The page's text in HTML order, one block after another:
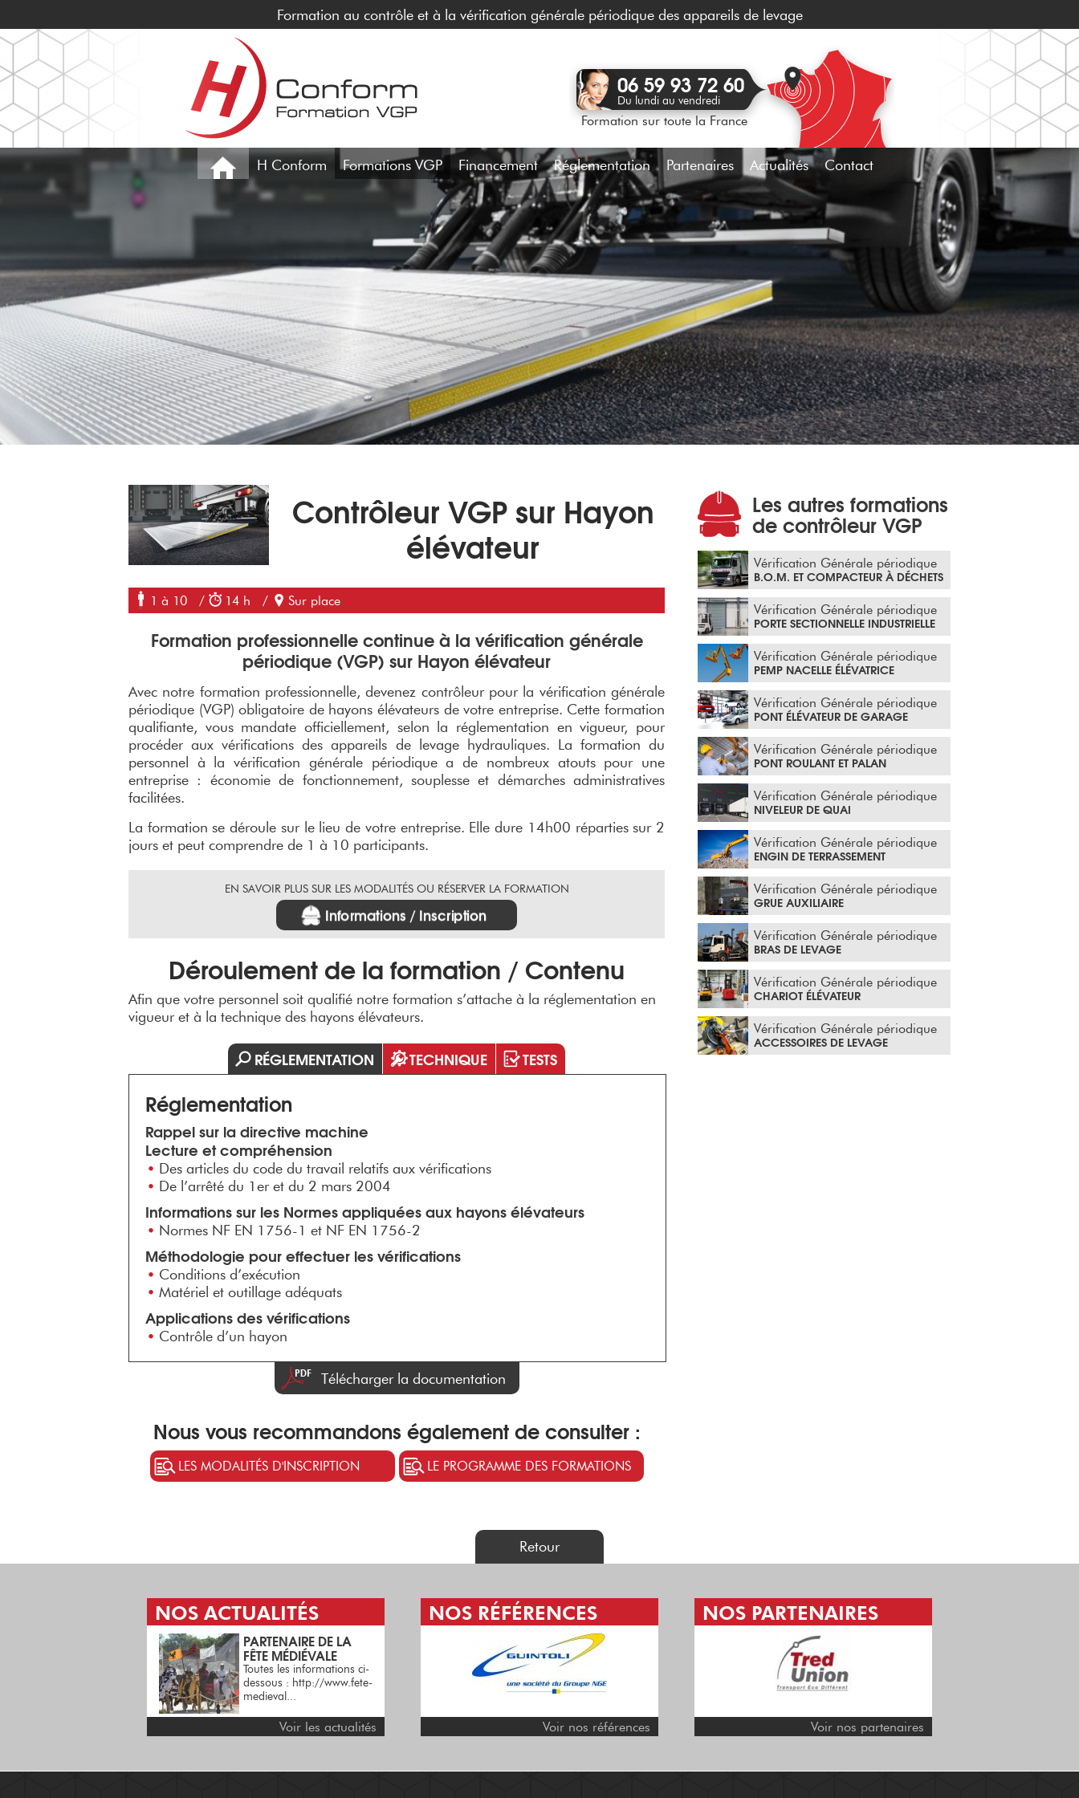
Formation au contrôle et à la vérification générale périodique des appareils de levage
06 59 93 72 60
Du lundi au vendredi
Formation sur toute la France
H Conform Formations VGP Financement Réglementation Partenaires Actualités Contact
Contrôleur VGP sur Hayon
élévateur
1 à 10 / 14 h / Sur place
Formation professionnelle continue à la vérification générale
périodique (VGP) sur Hayon élévateur
Avec notre formation professionnelle, devenez contrôleur pour la vérification générale
périodique (VGP) obligatoire de hayons élévateurs de votre entreprise. Cette formation
qualifiante, vous mandate officiellement, selon la réglementation en vigueur, pour
procéder aux vérifications des appareils de levage hydrauliques. La formation du
personnel à la vérification générale périodique a de nombreux atouts pour une
entreprise : économie de fonctionnement, souplesse et démarches administratives
facilitées.
La formation se déroule sur le lieu de votre entreprise. Elle dure 14h00 réparties sur 2
jours et peut comprendre de 1 à 10 participants.
EN SAVOIR PLUS SUR LES MODALITÉS OU RÉSERVER LA FORMATION
Informations / Inscription
Déroulement de la formation / Contenu
Afin que votre personnel soit qualifié notre formation s’attache à la réglementation en
vigueur et à la technique des hayons élévateurs.
RÉGLEMENTATION TECHNIQUE TESTS
Réglementation
Rappel sur la directive machine
Lecture et compréhension
Des articles du code du travail relatifs aux vérifications
De l’arrêté du 1er et du 2 mars 2004
Informations sur les Normes appliquées aux hayons élévateurs
Normes NF EN 1756-1 et NF EN 1756-2
Méthodologie pour effectuer les vérifications
Conditions d’exécution
Matériel et outillage adéquats
Applications des vérifications
Contrôle d’un hayon
Télécharger la documentation
Nous vous recommandons également de consulter :
LES MODALITÉS D'INSCRIPTION LE PROGRAMME DES FORMATIONS
Les autres formations
de contrôleur VGP
Vérification Générale périodique
B.O.M. ET COMPACTEUR À DÉCHETS
Vérification Générale périodique
PORTE SECTIONNELLE INDUSTRIELLE
Vérification Générale périodique
PEMP NACELLE ÉLÉVATRICE
Vérification Générale périodique
PONT ÉLÉVATEUR DE GARAGE
Vérification Générale périodique
PONT ROULANT ET PALAN
Vérification Générale périodique
NIVELEUR DE QUAI
Vérification Générale périodique
ENGIN DE TERRASSEMENT
Vérification Générale périodique
GRUE AUXILIAIRE
Vérification Générale périodique
BRAS DE LEVAGE
Vérification Générale périodique
CHARIOT ÉLÉVATEUR
Vérification Générale périodique
ACCESSOIRES DE LEVAGE
Retour
NOS ACTUALITÉS
PARTENAIRE DE LA
FÊTE MÉDIÉVALE
Toutes les informations ci-
dessous : http://www.fete-
medieval...
RETOUR VERS LE XIV
SIÈCLE EN TERRE
FULKÉRIENNE
Plus d'informations ici :
fete-medievale35.fr ...
H CONFORM,
ORGANISME CERTIFIÉ
Depuis le 20 juin 2017,
conformément au décret
Voir les actualités
NOS RÉFÉRENCES
Voir nos références
NOS PARTENAIRES
Voir nos partenaires